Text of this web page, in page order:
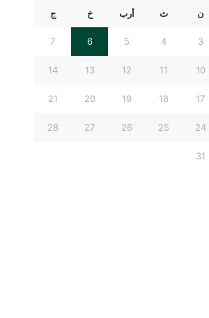
ن ث أرب خ ج
3
4
5
6
7
10
11
12
13
14
17
18
19
20
21
24
25
26
27
28
31